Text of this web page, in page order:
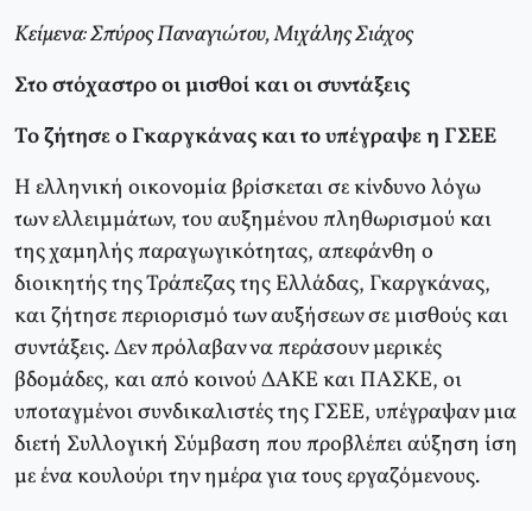
Κείμενα: Σπύρος Παναγιώτου, Μιχάλης Σιάχος
Στο στόχαστρο οι μισθοί και οι συντάξεις
Το ζήτησε ο Γκαργκάνας και το υπέγραψε η ΓΣΕΕ
Η ελληνική οικονομία βρίσκεται σε κίνδυνο λόγω
των ελλειμμάτων, του αυξημένου πληθωρισμού και
της χαμηλής παραγωγικότητας, απεφάνθη ο
διοικητής της Τράπεζας της Ελλάδας, Γκαργκάνας,
και ζήτησε περιορισμό των αυξήσεων σε μισθούς και
συντάξεις. Δεν πρόλαβαν να περάσουν μερικές
βδομάδες, και από κοινού ΔΑΚΕ και ΠΑΣΚΕ, οι
υποταγμένοι συνδικαλιστές της ΓΣΕΕ, υπέγραψαν μια
διετή Συλλογική Σύμβαση που προβλέπει αύξηση ίση
με ένα κουλούρι την ημέρα για τους εργαζόμενους.